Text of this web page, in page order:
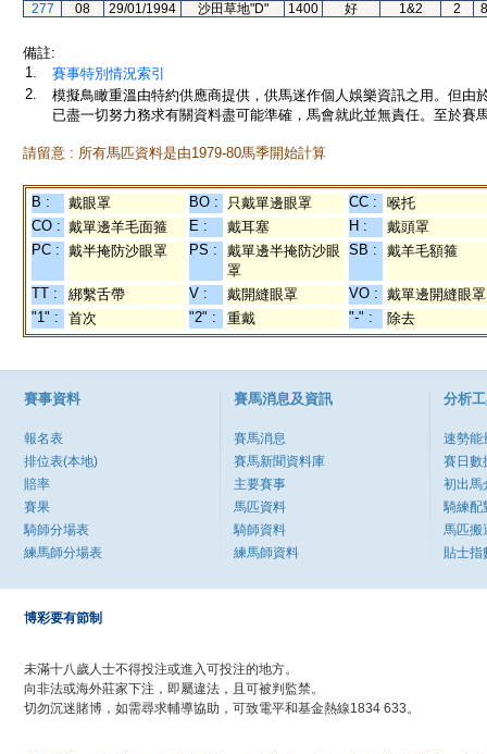
277
08 29/01/1994 沙田草地"D" 1400 好 1&2 2
備註:
1.
賽事特別情況索引
2.
模擬鳥瞰重溫由特約供應商提供，供馬迷作個人娛樂資訊之用。但
已盡一切努力務求有關資料盡可能準確，馬會就此並無責任。至於賽
請留意 : 所有馬匹資料是由1979-80馬季開始計算
B : 戴眼罩 BO : 只戴單邊眼罩 CC :
喉托
CO : 戴單邊羊毛面箍 E : 戴耳塞 H :
戴頭罩
PC : 戴半掩防沙眼罩 PS :
戴單邊半掩防沙眼
罩
SB : 戴羊毛額箍
TT : 綁繫舌帶 V : 戴開縫眼罩 VO : 戴單邊開縫眼罩
"1" :
首次 "2" : 重戴 "-" : 除去
賽事資料
報名表
排位表(本地)
賠率
賽果
騎師分場表
練馬師分場表
賽馬消息及資訊
賽馬消息
賽馬新聞資料庫
主要賽事
馬匹資料
騎師資料
練馬師資料
分析
速勢能
賽日數
初出馬
騎練配
馬匹搬
貼士指
博彩要有節制
未滿十八歲人士不得投注或進入可投注的地方。
向非法或海外莊家下注，即屬違法，且可被判監禁。
切勿沉迷賭博，如需尋求輔導協助，可致電平和基金熱線1834 633。